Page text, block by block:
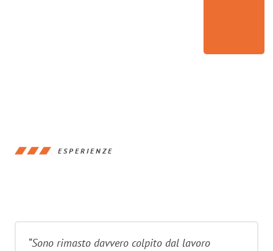
ESPERIENZE
“Sono rimasto davvero colpito dal lavoro